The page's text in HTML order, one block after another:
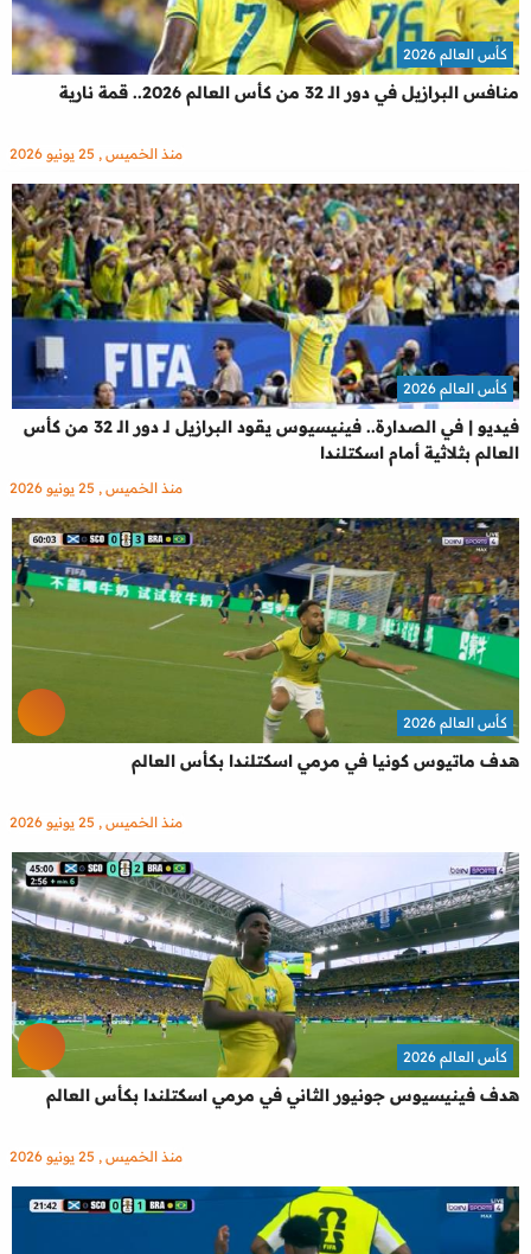
منافس البرازيل في دور الـ 32 من كأس العالم 2026.. قمة نارية
كأس العالم 2026
منذ الخميس , 25 يونيو 2026
فيديو | في الصدارة.. فينيسيوس يقود البرازيل لـ دور الـ 32 من كأس
العالم بثلاثية أمام اسكتلندا
كأس العالم 2026
منذ الخميس , 25 يونيو 2026
هدف ماتيوس كونيا في مرمي اسكتلندا بكأس العالم
كأس العالم 2026
منذ الخميس , 25 يونيو 2026
هدف فينيسيوس جونيور الثاني في مرمي اسكتلندا بكأس العالم
كأس العالم 2026
منذ الخميس , 25 يونيو 2026